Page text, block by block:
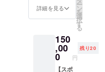
更が在
庫状況
可能性
があり
ます。
その際
す。 T
シャツ
M・L・
XL・
XXLに
なりま
は不
（定価
１００
０円）
別途受
ンの有
は1年間
３ヶ月
フリー
パスを
利用開
始日よ
円 １
０枠 ス
ケート
１年間
フリー
パス(ク
ラウド
ファン
詳細を見る ー
ン
を
選
択
す
る
150
,00
0 円
残り20
【スポ